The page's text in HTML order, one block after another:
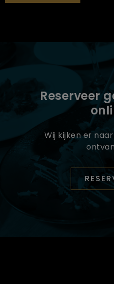
Reserveer
Wij kijken er